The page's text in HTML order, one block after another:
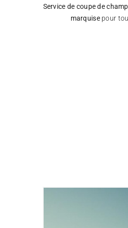
Service de coupe de
marquisepour